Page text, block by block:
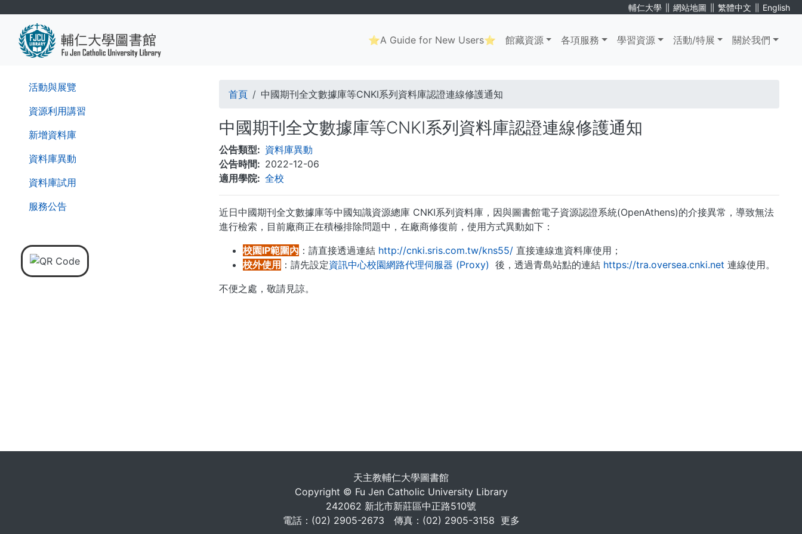
輔仁大學 ∥ 網站地圖 ∥ 繁體中文 ∥ English
Main
navigation
⭐A Guide for New Users⭐ 館藏資源 各項服務 學習資源 活動/特展 關於我們
活動與展覽
資源利用講習
新增資料庫
資料庫異動
資料庫試用
服務公告
導
航
連
結
首頁 中國期刊全文數據庫等CNKI系列資料庫認證連線修護通知
中國期刊全文數據庫等CNKI系列資料庫認證連線修護通知
公告類型
資料庫異動
公告時間
2022-12-06
適用學院
全校
近日中國期刊全文數據庫等中國知識資源總庫 CNKI系列資料庫，因與圖書館電子資源認證系統(OpenAthens)的介接異常，導致無法
進行檢索，目前廠商正在積極排除問題中，在廠商修復前，使用方式異動如下：
校園IP範圍內 ：請直接透過連結 http://cnki.sris.com.tw/kns55/直接連線進資料庫使用；
校外使用 ：請先設定資訊中心校園網路代理伺服器 (Proxy) 後，透過青島站點的連結 https://tra.oversea.cnki.net 連線使用。
不便之處，敬請見諒。
天主教輔仁大學圖書館
Copyright © Fu Jen Catholic University Library
242062 新北市新莊區中正路510號
電話：(02) 2905-2673 傳真：(02) 2905-3158 更多